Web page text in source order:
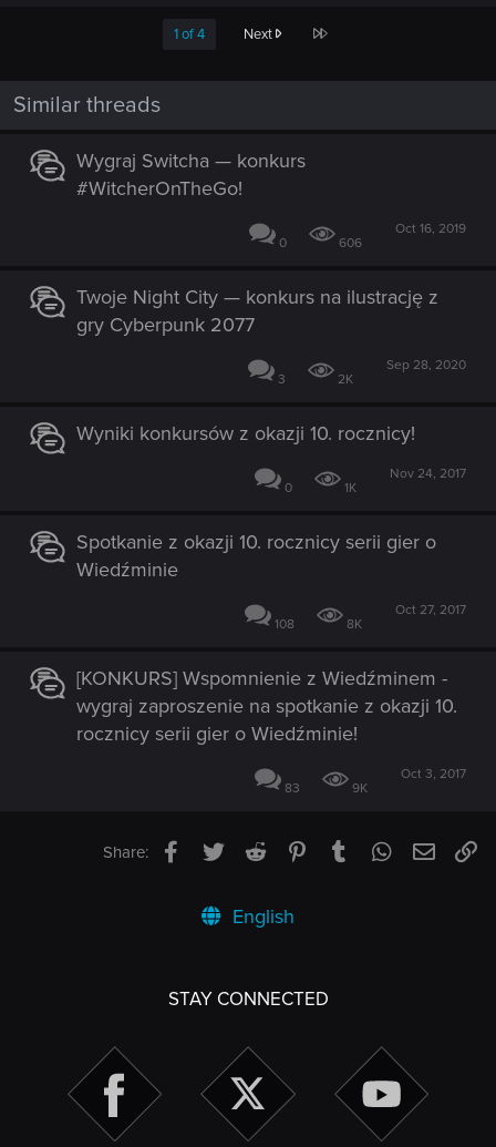
s
:
1 of 4 Next Last
Similar threads
Wygraj Switcha — konkurs
#WitcherOnTheGo!
0 606
Oct 16, 2019
Twoje Night City — konkurs na ilustrację z
gry Cyberpunk 2077
3 2K
Sep 28, 2020
Wyniki konkursów z okazji 10. rocznicy!
0 1K
Nov 24, 2017
Spotkanie z okazji 10. rocznicy serii gier o
Wiedźminie
108 8K
Oct 27, 2017
[KONKURS] Wspomnienie z Wiedźminem -
wygraj zaproszenie na spotkanie z okazji 10.
rocznicy serii gier o Wiedźminie!
83 9K
Oct 3, 2017
Share: Facebook
TwitterReddit PinterestTumblrWhatsApp
Email
English
STAY CONNECTED